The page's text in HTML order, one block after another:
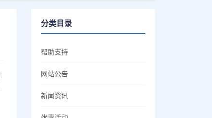
分类目录
帮助支持
网站公告
新闻资讯